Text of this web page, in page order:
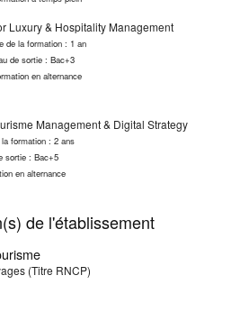
Luxury & Hospitality Management
de la formation : 1 an
de sortie : Bac+3
en alternance
Management & Digital Strategy
formation : 2 ans
sortie : Bac+5
en alternance
de l'établissement
(Titre RNCP)